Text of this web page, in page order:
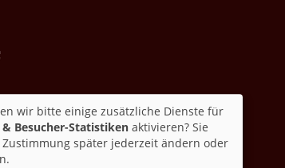
wir bitte einige zusätzliche Dienste für
Besucher-Statistiken aktivieren? Sie
später jederzeit ändern oder